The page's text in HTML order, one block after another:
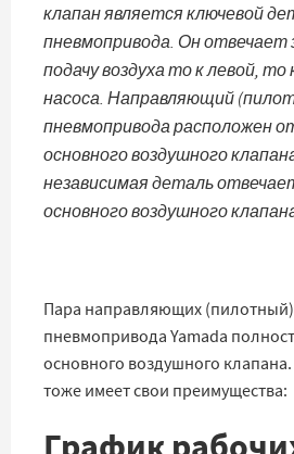
клапан является ключевой
пневмопривода. Он отвечает
подачу воздуха то к левой, то
насоса. Направляющий
пневмопривода расположен
основного воздушного
независимая деталь
основного воздушного
Пара направляющих
пневмопривода Yamada
основного воздушного
тоже имеет свои преимущества: